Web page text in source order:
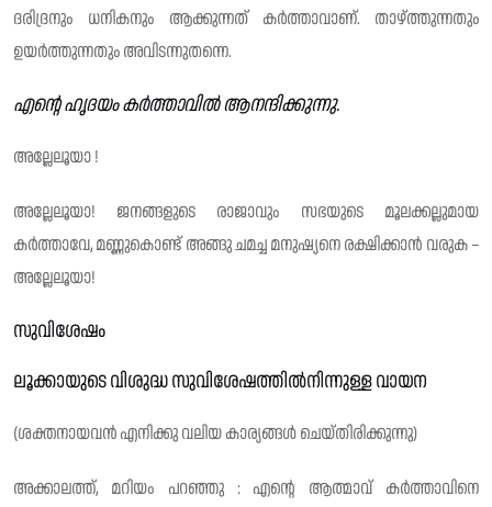
ദരിദ്രനും ധനികനും ആക്കുന്നത് കർത്താവാണ്. താഴ്ത്തുന്നതും
ഉയർത്തുന്നതും അവിടന്നുതന്നെ.
എൻ്റെ ഹൃദയം കർത്താവിൽ ആനന്ദിക്കുന്നു.
അല്ലേലൂയാ !
അല്ലേലൂയാ! ജനങ്ങളുടെ രാജാവും സഭയുടെ മൂലക്കല്ലുമായ
കർത്താവേ, മണ്ണുകൊണ്ട് അങ്ങു ചമച്ച മനുഷ്യനെ രക്ഷിക്കാൻ വരുക –
അല്ലേലൂയാ!
സുവിശേഷം
ലൂക്കായുടെ വിശുദ്ധ സുവിശേഷത്തിൽനിന്നുള്ള വായന
(ശക്തനായവൻ എനിക്കു വലിയ കാര്യങ്ങൾ ചെയ്തിരിക്കുന്നു)
അക്കാലത്ത്, മറിയം പറഞ്ഞു : എൻ്റെ ആത്മാവ് കർത്താവിനെ